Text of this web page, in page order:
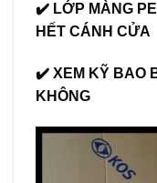
✔️ LỚP MÀNG PE
HẾT CÁNH CỬA
✔️ XEM KỸ BAO
KHÔNG